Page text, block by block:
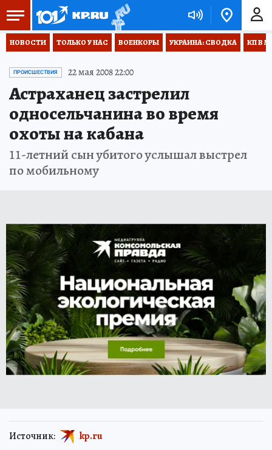
НОВОСТИ ТОЛЬКО У НАС ВОЕНКОРЫ УКРАИНА: СВОДКА КП В
ПРОИСШЕСТВИЯ 22 мая 2008 22:00
Астраханец застрелил
односельчанина во время
охоты на кабана
11-летний сын убитого услышал выстрел
по мобильному
Источник: kp.ru